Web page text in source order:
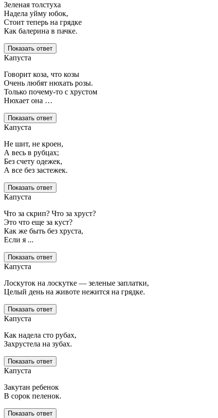
Зеленая толстуха
Надела уйму юбок,
Стоит теперь на грядке
Как балерина в пачке.
Показать ответ
Капуста
Говорит коза, что козы
Очень любят нюхать розы.
Только почему-то с хрустом
Нюхает она …
Показать ответ
Капуста
Не шит, не кроен,
А весь в рубцах;
Без счету одежек,
А все без застежек.
Показать ответ
Капуста
Что за скрип? Что за хруст?
Это что еще за куст?
Как же быть без хруста,
Если я ...
Показать ответ
Капуста
Лоскуток на лоскутке — зеленые заплатки,
Целый день на животе нежится на грядке.
Показать ответ
Капуста
Как надела сто рубах,
Захрустела на зубах.
Показать ответ
Капуста
Закутан ребенок
В сорок пеленок.
Показать ответ